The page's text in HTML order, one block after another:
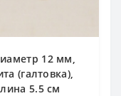
12 мм,
(галтовка),
5.5 см